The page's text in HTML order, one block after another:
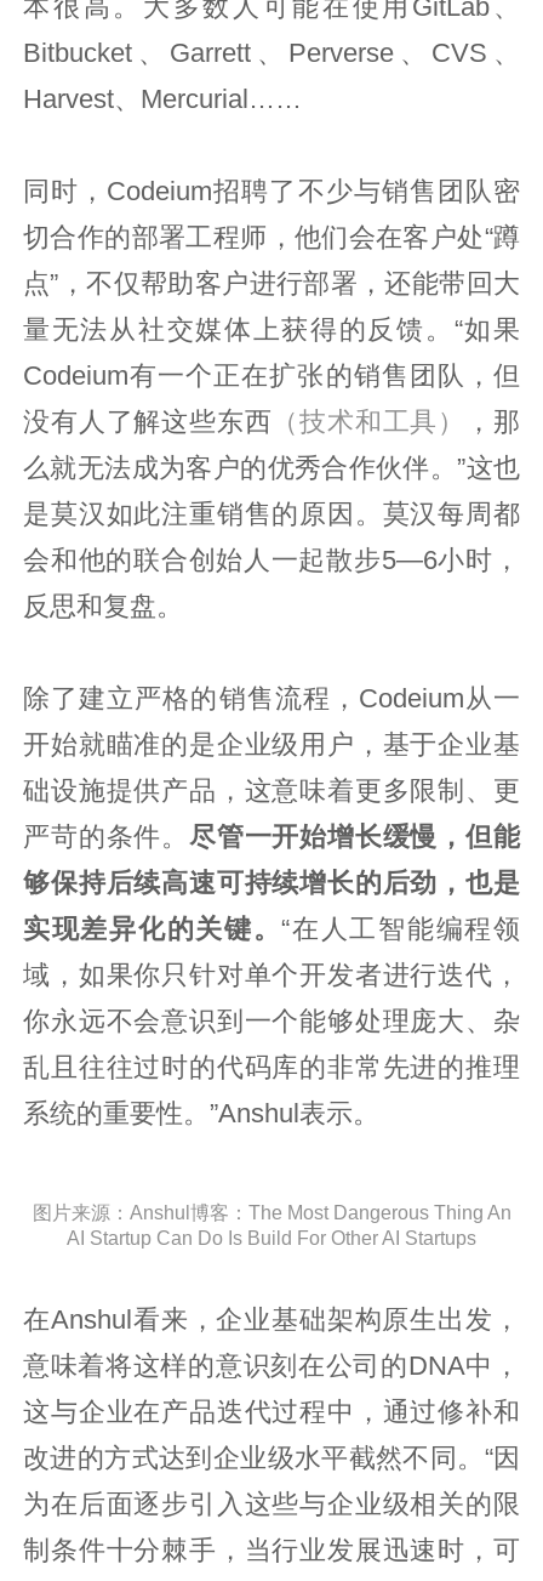
本很高。大多数人可能在使用GitLab、
Bitbucket、Garrett、Perverse、CVS、
Harvest、Mercurial……
同时，Codeium招聘了不少与销售团队密
切合作的部署工程师，他们会在客户处“蹲
点”，不仅帮助客户进行部署，还能带回大
量无法从社交媒体上获得的反馈。“如果
Codeium有一个正在扩张的销售团队，但
没有人了解这些东西 （技术和工具）
，那
么就无法成为客户的优秀合作伙伴。”这也
是莫汉如此注重销售的原因。莫汉每周都
会和他的联合创始人一起散步5—6小时，
反思和复盘。
除了建立严格的销售流程，Codeium从一
开始就瞄准的是企业级用户，基于企业基
础设施提供产品，这意味着更多限制、更
严苛的条件。 尽管一开始增长缓慢，但能
够保持后续高速可持续增长的后劲，也是
实现差异化的关键。“在人工智能编程领
域，如果你只针对单个开发者进行迭代，
你永远不会意识到一个能够处理庞大、杂
乱且往往过时的代码库的非常先进的推理
系统的重要性。”Anshul表示。
图片来源：Anshul博客：The Most Dangerous Thing An
AI Startup Can Do Is Build For Other AI Startups
在Anshul看来，企业基础架构原生出发，
意味着将这样的意识刻在公司的DNA中，
这与企业在产品迭代过程中，通过修补和
改进的方式达到企业级水平截然不同。“因
为在后面逐步引入这些与企业级相关的限
制条件十分棘手，当行业发展迅速时，可